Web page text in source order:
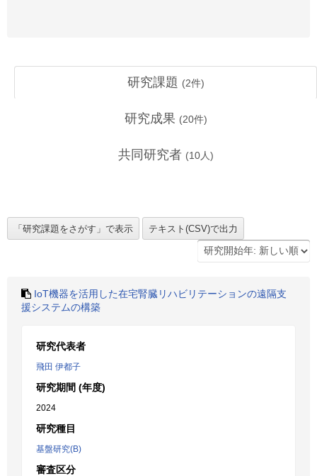
研究課題 (2件)
研究成果 (20件)
共同研究者 (10人)
IoT機器を活用した在宅腎臓リハビリテーションの遠隔支
援システムの構築
研究代表者
飛田 伊都子
研究期間 (年度)
2024
研究種目
基盤研究(B)
審査区分